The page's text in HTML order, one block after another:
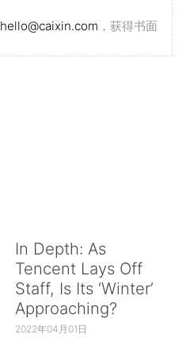
hello@caixin.com ，获得书面
In Depth: As
Tencent Lays Off
Staff, Is Its ‘Winter’
Approaching?
2022年04月01日